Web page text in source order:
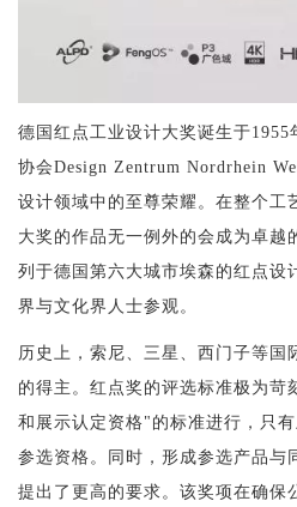
德国红点工业设计大奖诞生于
协会Design Zentrum Nordrhein
设计领域中的至尊荣耀。在整个工
大奖的作品无一例外的会成为卓越
列于德国第六大城市埃森的红点设
界与文化界人士参观。
历史上，索尼、三星、西门子等国
的得主。红点奖的评选标准极为苛
和展示认定资格"的标准进行，只
参选资格。同时，形成参选产品与
提出了更高的要求。该奖项在确保